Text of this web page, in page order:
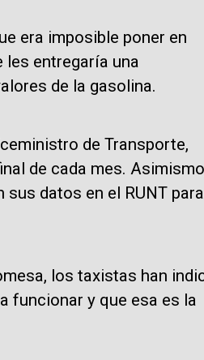
era imposible poner en
entregaría una
de la gasolina.
de Transporte,
de cada mes.
datos en el RUNT para
los taxistas han
funcionar y que esa es la